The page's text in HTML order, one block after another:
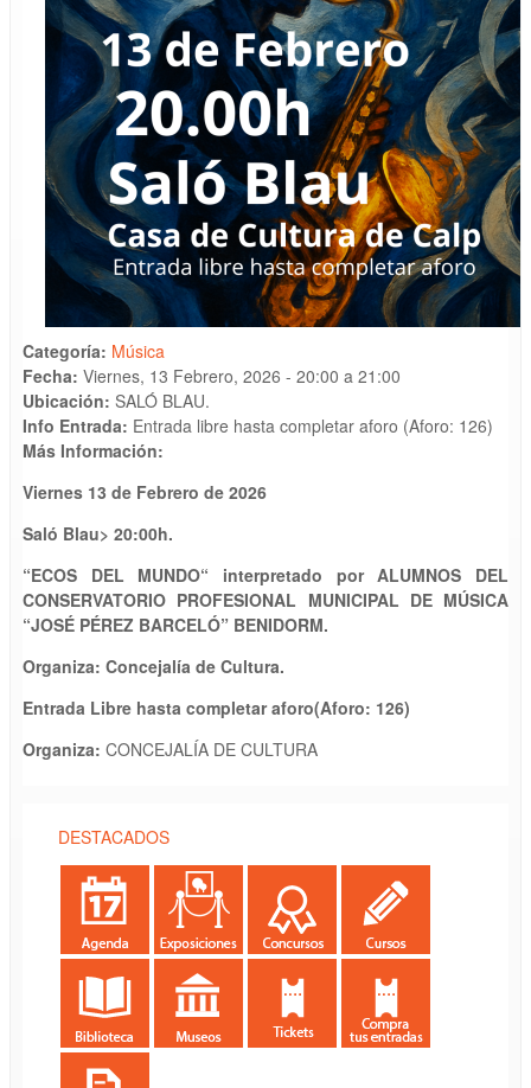
Categoría: Música
Fecha: Viernes, 13 Febrero, 2026 - 20:00 a 21:00
Ubicación: SALÓ BLAU.
Info Entrada: Entrada libre hasta completar aforo (Aforo: 126)
Más Información:
Viernes 13 de Febrero de 2026
Saló Blau> 20:00h.
“ECOS DEL MUNDO“ interpretado porALUMNOS DEL
CONSERVATORIO PROFESIONAL MUNICIPAL DE MÚSICA
“JOSÉ PÉREZ BARCELÓ” BENIDORM.
Organiza: Concejalía de Cultura.
Entrada Libre hasta completar aforo(Aforo: 126)
Organiza: CONCEJALÍA DE CULTURA
DESTACADOS